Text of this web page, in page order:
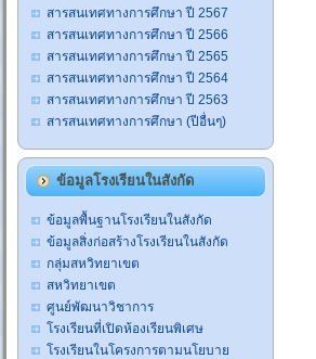
สารสนเทศทางการศึกษา ปี 2567
สารสนเทศทางการศึกษา ปี 2566
สารสนเทศทางการศึกษา ปี 2565
สารสนเทศทางการศึกษา ปี 2564
สารสนเทศทางการศึกษา ปี 2563
สารสนเทศทางการศึกษา (ปีอื่นๆ)
ข้อมูลโรงเรียนในสังกัด
ข้อมูลพื้นฐานโรงเรียนในสังกัด
ข้อมูลสิ่งก่อสร้างโรงเรียนในสังกัด
กลุ่มสหวิทยาเขต
สหวิทยาเขต
ศูนย์พัฒนาวิชาการ
โรงเรียนที่เปิดห้องเรียนพิเศษ
โรงเรียนในโครงการตามนโยบาย